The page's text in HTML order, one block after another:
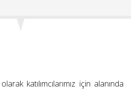
katılımcılarımız için alanında